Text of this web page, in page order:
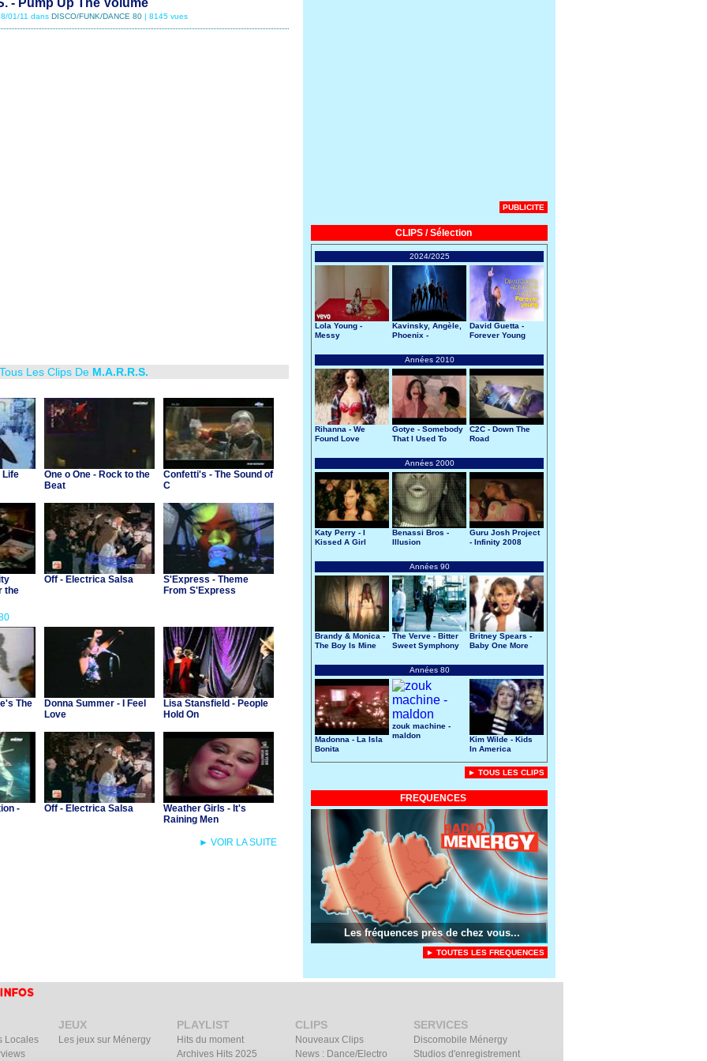
- Pump Up The Volume
01/11 dans DISCO/FUNK/DANCE 80 | 8145 vues
Les Clips De M.A.R.R.S.
Life
One o One - Rock to the
Beat
Confetti's - The Sound of
C
the
Off - Electrica Salsa
S'Express - Theme
From S'Express
The
Donna Summer - I Feel
Love
Lisa Stansfield - People
Hold On
- Off - Electrica Salsa
Weather Girls - It's
Raining Men
► VOIR LA SUITE
PUBLICITE
CLIPS / Sélection
2024/2025
Lola Young -
Messy
Kavinsky, Angèle,
Phoenix -
David Guetta -
Forever Young
Années 2010
Rihanna - We
Found Love
Gotye - Somebody
That I Used To
C2C - Down The
Road
Années 2000
Katy Perry - I
Kissed A Girl
Benassi Bros -
Illusion
Guru Josh Project
- Infinity 2008
Années 90
Brandy & Monica -
The Boy Is Mine
The Verve - Bitter
Sweet Symphony
Britney Spears -
Baby One More
Années 80
Madonna - La Isla
Bonita
zouk machine -
maldon
Kim Wilde - Kids
In America
► TOUS LES CLIPS
FREQUENCES
Les fréquences près de chez vous...
► TOUTES LES FREQUENCES
Locales
JEUX
Les jeux sur Ménergy
PLAYLIST
Hits du moment
Archives Hits 2025
CLIPS
Nouveaux Clips
News : Dance/Electro
SERVICES
Discomobile Ménergy
Studios d'enregistrement